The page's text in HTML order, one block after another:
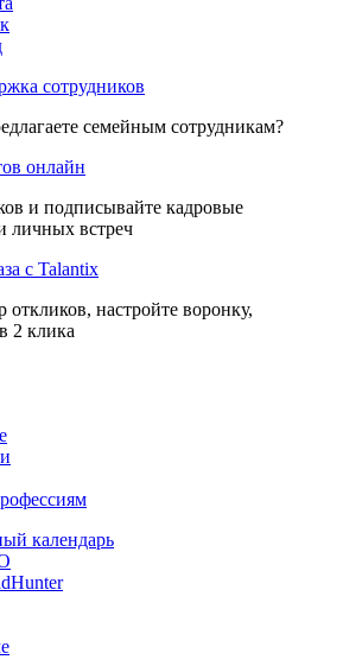
сотрудников
семейным сотрудникам?
онлайн
и подписывайте кадровые
личных встреч
с Talantix
откликов, настройте воронку,
2 клика
календарь